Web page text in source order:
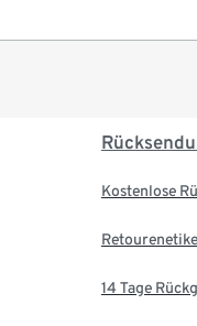
Kostenlose
14 Tage